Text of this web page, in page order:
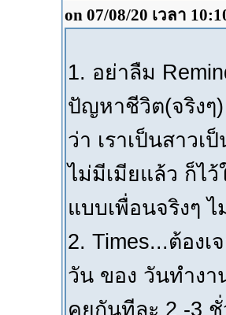
on 07/08/20 เวลา
1. อย่าลืม
ปัญหาชีวิต(จริงๆ
ว่า เราเป็นสาว
ไม่มีเมียแล้ว ก็ไ
แบบเพื่อนจริงๆ
2. Times...ต้อง
วัน ของ วันทำงา
คุยกันทีละ 2 -3